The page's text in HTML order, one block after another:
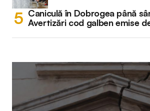
Caniculă în Dobrogea până
Avertizări cod galben emise